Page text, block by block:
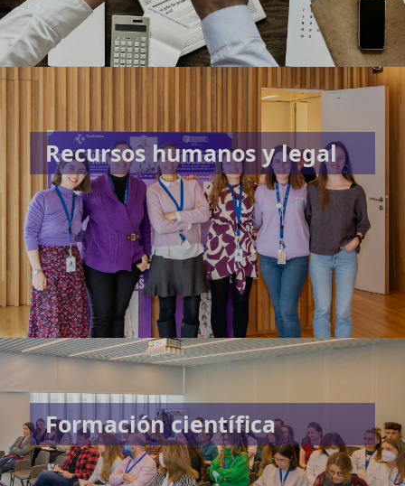
Recursos humanos y legal
Formación científica